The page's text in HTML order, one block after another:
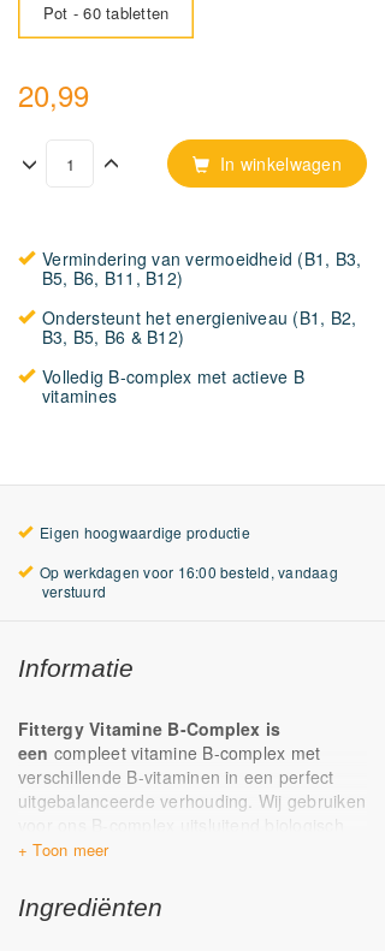
Pot - 60 tabletten
20,99
In winkelwagen
Vermindering van vermoeidheid (B1, B3,
B5, B6, B11, B12)
Ondersteunt het energieniveau (B1, B2,
B3, B5, B6 & B12)
Volledig B-complex met actieve B
vitamines
Eigen hoogwaardige productie
Op werkdagen voor 16:00 besteld, vandaag
verstuurd
Informatie
Fittergy Vitamine B-Complex is
een compleet vitamine B-complex met
verschillende B-vitaminen in een perfect
uitgebalanceerde verhouding. Wij gebruiken
voor ons B-complex uitsluitend biologisch
actieveB-vitaminen
zonder dat ze eerst nog moeten worden
omgezet in de actieve vorm. Op deze
Ingrediënten